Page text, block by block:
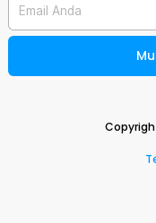
Email Anda